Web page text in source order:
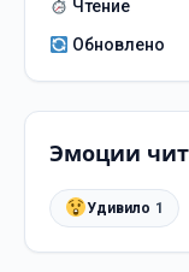
Чтение
Обновлено
Эмоции
Удивило 1